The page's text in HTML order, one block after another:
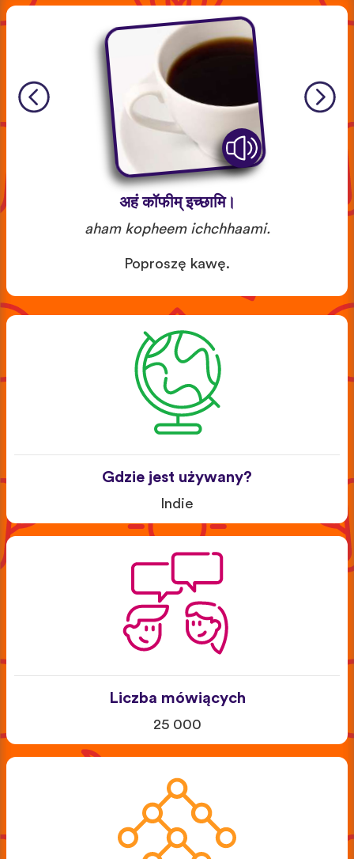
अहं कॉफीम् इच्छामि।
aham kopheem ichchhaami.
Poproszę kawę.
Gdzie jest używany?
Indie
Liczba mówiących
25 000